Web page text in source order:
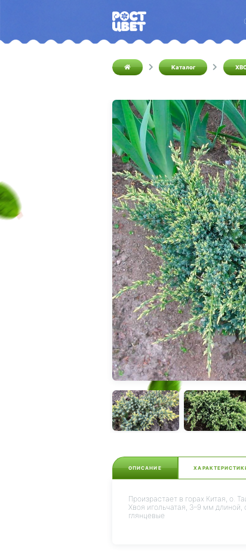
Каталог
ОПИСАНИЕ
Произрастает в горах Китая, о.
Хвоя игольчатая, 3–9 мм
глянцевые